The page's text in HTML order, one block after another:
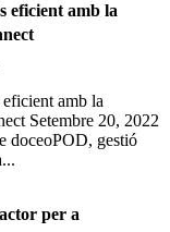
eficient amb la
amb la
Setembre 20, 2022
doceoPOD, gestió
per a